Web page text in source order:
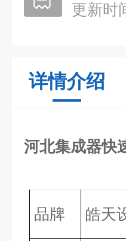
更新时
详情介绍
河北集成器快
品牌 皓天